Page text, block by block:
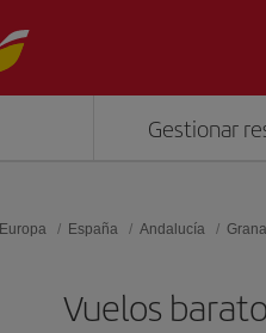
Gestionar
Europa España Andalucía
Vuelos